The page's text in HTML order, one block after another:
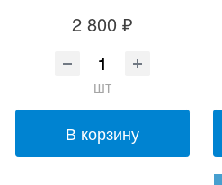
2 800 ₽
шт
В корзину